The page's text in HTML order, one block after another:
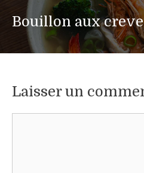
Bouillon aux
Laisser un